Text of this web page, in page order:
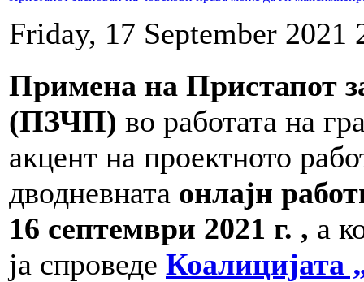
Friday, 17 September 2021
Примена на Пристапот
(ПЗЧП) во работата на
акцент на проектното
дводневната онлајн
16 септември 2021 г. , а
ја спроведе Коалицијата